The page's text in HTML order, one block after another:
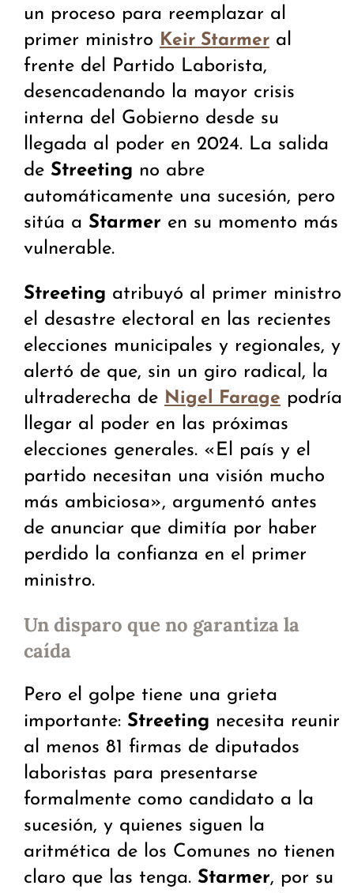
un proceso para reemplazar al
primer ministro
Keir Starmer al
frente del Partido Laborista,
desencadenando la mayor crisis
interna del Gobierno desde su
llegada al poder en 2024. La salida
de Streeting no abre
automáticamente una sucesión, pero
sitúa a Starmer en su momento más
vulnerable.
Streeting atribuyó al primer ministro
el desastre electoral en las recientes
elecciones municipales y regionales, y
alertó de que, sin un giro radical, la
ultraderecha de Nigel Farage podría
llegar al poder en las próximas
elecciones generales. «El país y el
partido necesitan una visión mucho
más ambiciosa», argumentó antes
de anunciar que dimitía por haber
perdido la confianza en el primer
ministro.
Un disparo que no garantiza la
caída
Pero el golpe tiene una grieta
importante: Streeting necesita reunir
al menos 81 firmas de diputados
laboristas para presentarse
formalmente como candidato a la
sucesión, y quienes siguen la
aritmética de los Comunes no tienen
claro que las tenga. Starmer, por su